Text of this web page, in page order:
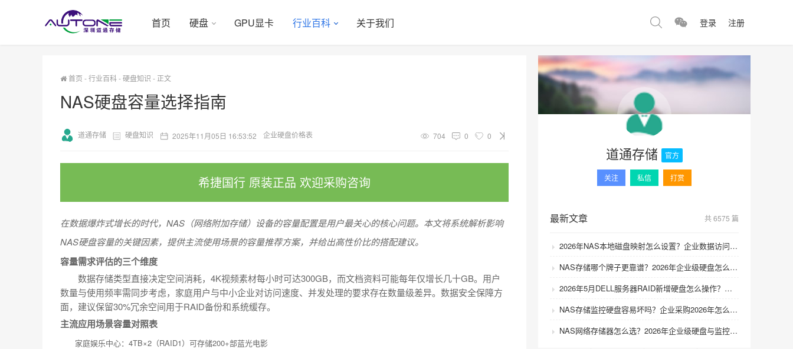
首页 硬盘 GPU显卡 行业百科 关于我们 登录 注册
首页 -行业百科-硬盘知识 - 正文
NAS硬盘容量选择指南
道通存储 硬盘知识 2025年11月05日 16:53:52 企业硬盘价格表 704 0 0
希捷国行 原装正品 欢迎采购咨询
在数据爆炸式增长的时代，NAS（网络附加存储）设备的容量配置是用户最关心的核心问题。本文将系统解析影响
NAS硬盘容量的关键因素，提供主流使用场景的容量推荐方案，并给出高性价比的搭配建议。
容量需求评估的三个维度
数据存储类型直接决定空间消耗，4K视频素材每小时可达300GB，而文档资料可能每年仅增长几十GB。用户
数量与使用频率需同步考虑，家庭用户与中小企业对访问速度、并发处理的要求存在数量级差异。数据安全保障方
面，建议保留30%冗余空间用于RAID备份和系统缓存。
主流应用场景容量对照表
家庭娱乐中心：4TB×2（RAID1）可存储200+部蓝光电影
道通存储 官方
关注 私信 打赏
最新文章 共 6575 篇
2026年NAS本地磁盘映射怎么设置？企业数据访问速度如何提升？
NAS存储哪个牌子更靠谱？2026年企业级硬盘怎么选才不踩坑？
2026年5月DELL服务器RAID新增硬盘怎么操作？扩容步骤与兼容性避坑指南
NAS存储监控硬盘容易坏吗？企业采购2026年怎么选才靠谱？
NAS网络存储器怎么选？2026年企业级硬盘与监控硬盘有什么区别？